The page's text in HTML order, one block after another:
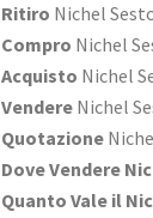
Ritiro Nichel
Compro Nichel
Acquisto Nichel
VendereNichel
Quotazione
Dove Vendere
Quanto Vale il